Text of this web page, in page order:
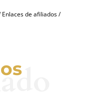
de afiliados /